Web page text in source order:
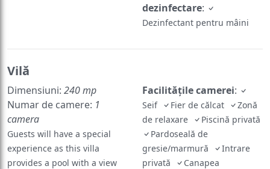
dezinfectare:
Dezinfectant pentru mâini
Vilă
Dimensiuni: 240 mp
Numar de camere: 1
camera
Guests will have a special
experience as this villa
provides a pool with a view
Facilităţile camerei:
Seif Fier de călcat
Zonă
de relaxare
Piscină privată
Pardoseală de
gresie/marmură
Intrare
privată
Canapea